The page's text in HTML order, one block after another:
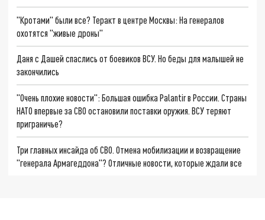
"Кротами" были все? Теракт в центре Москвы: На генералов
охотятся "живые дроны"
Даня с Дашей спаслись от боевиков ВСУ. Но беды для малышей не
закончились
"Очень плохие новости": Большая ошибка Palantir в России. Страны
НАТО впервые за СВО остановили поставки оружия. ВСУ теряют
приграничье?
Три главных инсайда об СВО. Отмена мобилизации и возвращение
"генерала Армагеддона"? Отличные новости, которые ждали все